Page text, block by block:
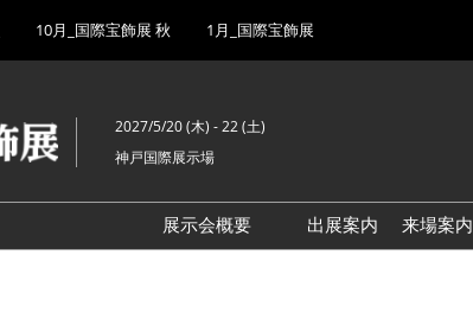
10月_国際宝飾展 秋 1月_国際宝飾展
2027/5/20 (木) - 22 (土)
神戸国際展示場
展示会概要
出展案内
来場案内